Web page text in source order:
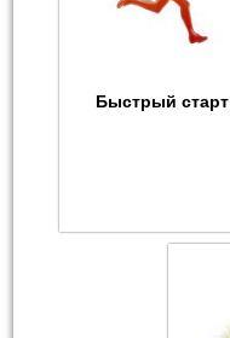
Быстрый старт